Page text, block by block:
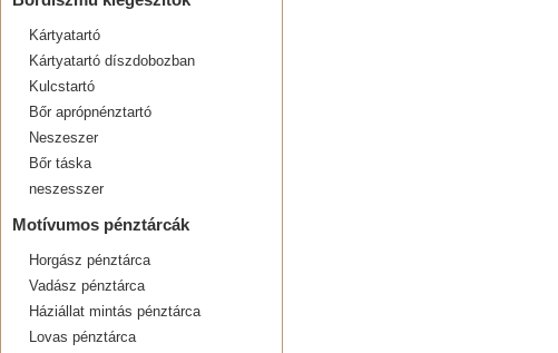
Kártyatartó
Kártyatartó díszdobozban
Kulcstartó
Bőr aprópnénztartó
Neszeszer
Bőr táska
neszesszer
Motívumos pénztárcák
Horgász pénztárca
Vadász pénztárca
Háziállat mintás pénztárca
Lovas pénztárca